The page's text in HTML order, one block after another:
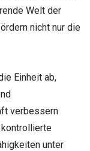
Welt der
nicht nur die
Einheit ab,
verbessern
unter